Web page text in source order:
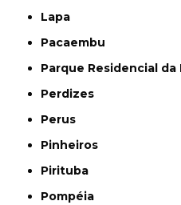
Lapa
Pacaembu
Parque Residencial da
Perdizes
Perus
Pinheiros
Pirituba
Pompéia